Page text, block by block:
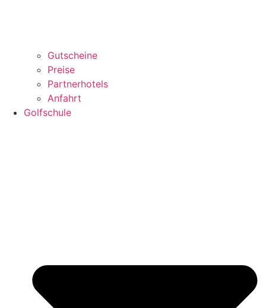
Gutscheine
Preise
Partnerhotels
Anfahrt
Golfschule